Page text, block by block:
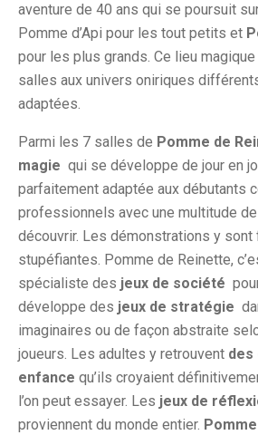
aventure de 40 ans qui se poursuit
Pomme d’Api pour les tout petits et
pour les plus grands. Ce lieu
salles aux univers oniriques
adaptées.
Parmi les 7 salles de Pomme de
magie qui se développe de jour en
parfaitement adaptée aux débutants
professionnels avec une multitude
découvrir. Les démonstrations y
stupéfiantes. Pomme de Reinette,
spécialiste des jeux de société
développe des jeux de stratégie
imaginaires ou de façon abstraite
joueurs. Les adultes y retrouvent des
enfance qu’ils croyaient
l’on peut essayer. Les jeux de
proviennent du monde entier.